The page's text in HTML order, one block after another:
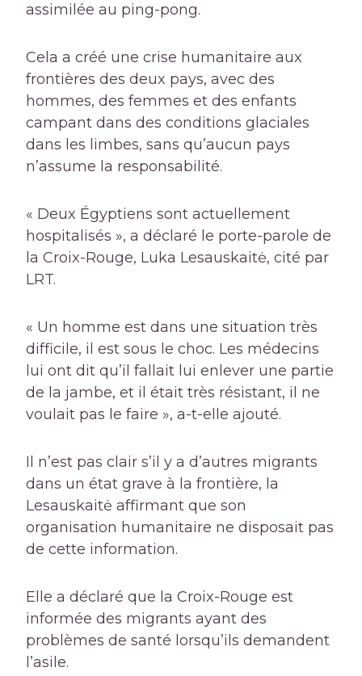
assimilée au ping-pong.
Cela a créé une crise humanitaire aux
frontières des deux pays, avec des
hommes, des femmes et des enfants
campant dans des conditions glaciales
dans les limbes, sans qu’aucun pays
n’assume la responsabilité.
« Deux Égyptiens sont actuellement
hospitalisés », a déclaré le porte-parole de
la Croix-Rouge, Luka Lesauskaitė, cité par
LRT.
« Un homme est dans une situation très
difficile, il est sous le choc. Les médecins
lui ont dit qu’il fallait lui enlever une partie
de la jambe, et il était très résistant, il ne
voulait pas le faire », a-t-elle ajouté.
Il n’est pas clair s’il y a d’autres migrants
dans un état grave à la frontière, la
Lesauskaitė affirmant que son
organisation humanitaire ne disposait pas
de cette information.
Elle a déclaré que la Croix-Rouge est
informée des migrants ayant des
problèmes de santé lorsqu’ils demandent
l’asile.